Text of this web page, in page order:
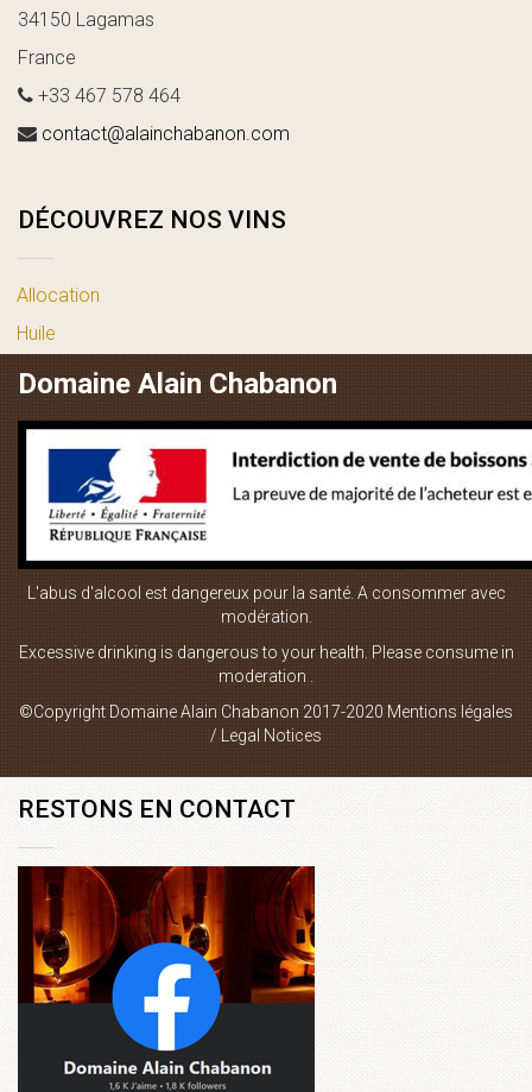
34150 Lagamas
France
+33 467 578 464
contact@alainchabanon.com
DÉCOUVREZ NOS VINS
Allocation
Huile
vin blanc
vin rouge
LIENS UTILES
Plan du site
Contact
RESTONS EN CONTACT
Domaine Alain Chabanon
L'abus d'alcool est dangereux pour la santé. A consommer avec
modération.
Excessive drinking is dangerous to your health. Please consume in
moderation .
©Copyright Domaine Alain Chabanon 2017-2020 Mentions légales
/ Legal Notices